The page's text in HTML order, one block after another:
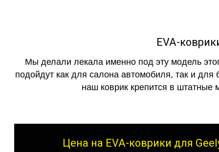
EVA-
Мы делали лекала именно под эту модель
подойдут как для салона автомобиля, так и для
наш коврик крепится в штатные
Цена на EVA-коврики для